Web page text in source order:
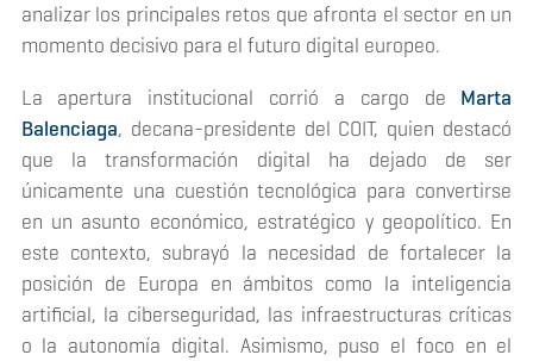
analizar los principales retos que afronta el sector en un
momento decisivo para el futuro digital europeo.
La apertura institucional corrió a cargo de Marta
Balenciaga, decana-presidente del COIT, quien destacó
que la transformación digital ha dejado de ser
únicamente una cuestión tecnológica para convertirse
en un asunto económico, estratégico y geopolítico. En
este contexto, subrayó la necesidad de fortalecer la
posición de Europa en ámbitos como la inteligencia
artificial, la ciberseguridad, las infraestructuras críticas
o la autonomía digital. Asimismo, puso el foco en el